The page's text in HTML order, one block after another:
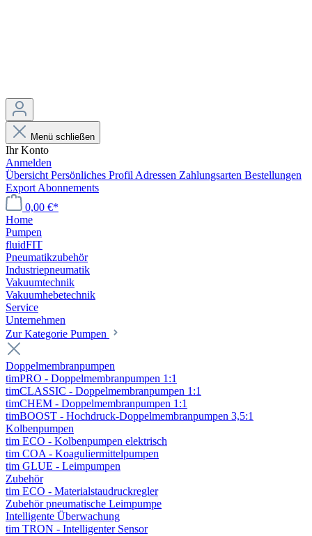
Menü schließen
Ihr Konto
Anmelden
Übersicht Persönliches Profil Adressen Zahlungsarten Bestellungen
Export Abonnements
0,00 €*
Home
Pumpen
fluidFIT
Pneumatikzubehör
Industriepneumatik
Vakuumtechnik
Vakuumhebetechnik
Service
Unternehmen
Zur Kategorie Pumpen
Doppelmembranpumpen
timPRO - Doppelmembranpumpen 1:1
timCLASSIC - Doppelmembranpumpen 1:1
timCHEM - Doppelmembranpumpen 1:1
timBOOST - Hochdruck-Doppelmembranpumpen 3,5:1
Kolbenpumpen
tim ECO - Kolbenpumpen elektrisch
tim COA - Koaguliermittelpumpen
tim GLUE - Leimpumpen
Zubehör
tim ECO - Materialstaudruckregler
Zubehör pneumatische Leimpumpe
Intelligente Überwachung
tim TRON - Intelligenter Sensor